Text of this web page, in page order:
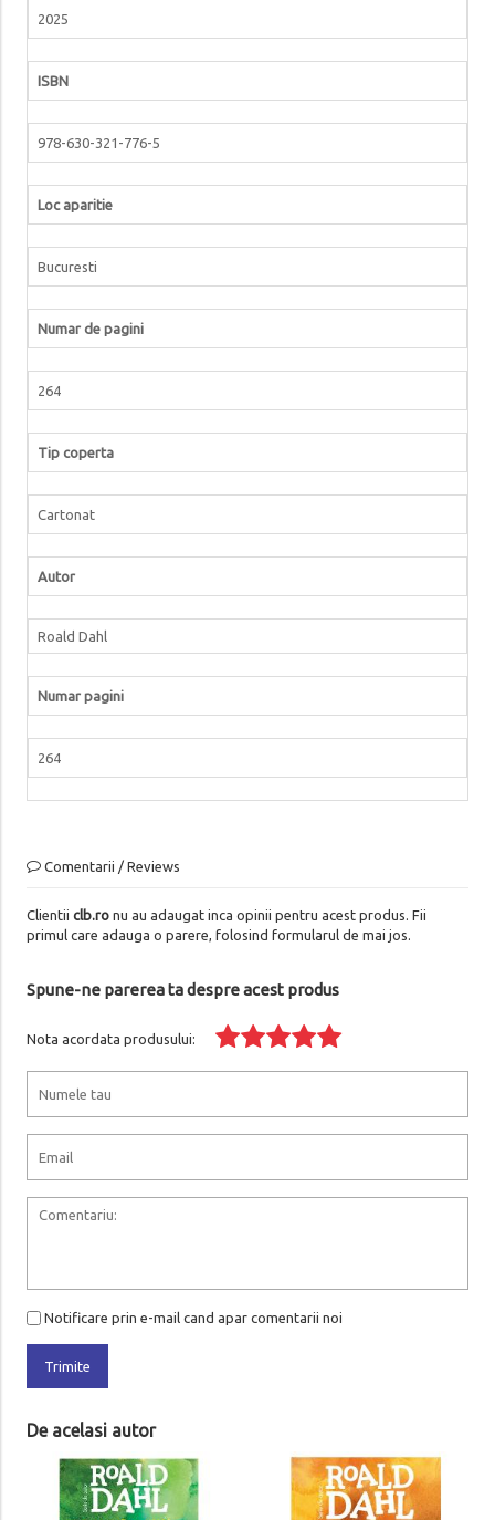
2025
ISBN
978-630-321-776-5
Loc aparitie
Bucuresti
Numar de pagini
264
Tip coperta
Cartonat
Autor
Roald Dahl
Numar pagini
264
Comentarii / Reviews
Clientii clb.ronu au adaugat inca opinii pentru acest produs. Fii
primul care adauga o parere, folosind formularul de mai jos.
Spune-ne parerea ta despre acest produs
Nota acordata produsului:
Notificare prin e-mail cand apar comentarii noi
Trimite
De acelasi autor